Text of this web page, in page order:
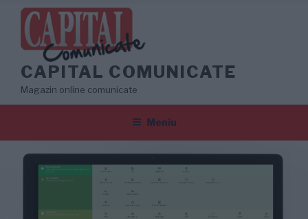
conținut
CAPITAL COMUNICATE
Magazin online comunicate
Meniu